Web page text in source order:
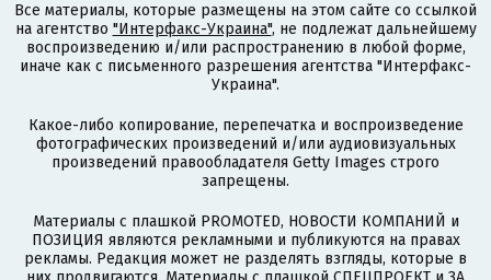
Все материалы, которые размещены на этом сайте со ссылкой
на агентство "Интерфакс-Украина", не подлежат дальнейшему
воспроизведению и/или распространению в любой форме,
иначе как с письменного разрешения агентства "Интерфакс-
Украина".
Какое-либо копирование, перепечатка и воспроизведение
фотографических произведений и/или аудиовизуальных
произведений правообладателя Getty Images строго
запрещены.
Материалы с плашкой PROMOTED, НОВОСТИ КОМПАНИЙ и
ПОЗИЦИЯ являются рекламными и публикуются на правах
рекламы. Редакция может не разделять взгляды, которые в